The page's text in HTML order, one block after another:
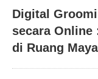
Digital
secara Online
di Ruang Maya